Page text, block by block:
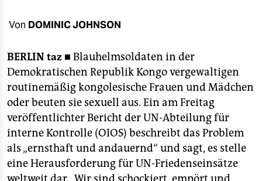
wahrheit
verlag
verlag
veranstaltungen
shop
fragen & hilfe
unterstützen
Von DOMINIC JOHNSON
BERLIN taz ■ Blauhelmsoldaten in der
Demokratischen Republik Kongo vergewaltigen
routinemäßig kongolesische Frauen und Mädchen
oder beuten sie sexuell aus. Ein am Freitag
veröffentlichter Bericht der UN-Abteilung für
interne Kontrolle (OIOS) beschreibt das Problem
als „ernsthaft und andauernd“ und sagt, es stelle
eine Herausforderung für UN-Friedenseinsätze